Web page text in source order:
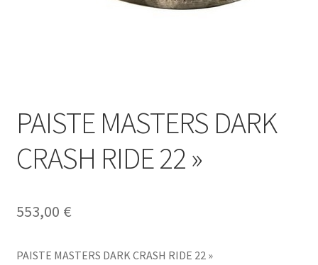
PAISTE MASTERS DARK
CRASH RIDE 22 »
553,00 €
PAISTE MASTERS DARK CRASH RIDE 22 »